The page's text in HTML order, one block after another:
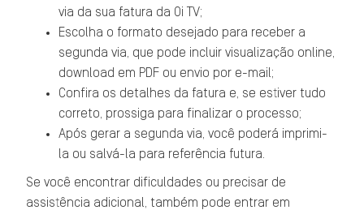
via da sua fatura da Oi TV;
Escolha o formato desejado para receber a
segunda via, que pode incluir visualização online,
download em PDF ou envio por e-mail;
Confira os detalhes da fatura e, se estiver tudo
correto, prossiga para finalizar o processo;
Após gerar a segunda via, você poderá imprimi-
la ou salvá-la para referência futura.
Se você encontrar dificuldades ou precisar de
assistência adicional, também pode entrar em